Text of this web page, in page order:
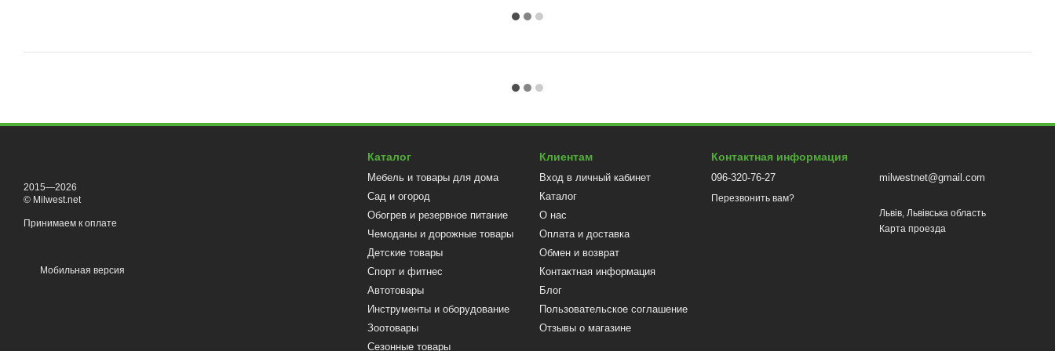
2015—2026
© Milwest.net
Принимаем к оплате
Мобильная версия
Каталог
Мебель и товары для дома
Сад и огород
Обогрев и резервное питание
Чемоданы и дорожные товары
Детские товары
Спорт и фитнес
Автотовары
Инструменты и оборудование
Зоотовары
Сезонные товары
Клиентам
Вход в личный кабинет
Каталог
О нас
Оплата и доставка
Обмен и возврат
Контактная информация
Блог
Пользовательское соглашение
Отзывы о магазине
Контактная информация
096-320-76-27
Перезвонить вам?
milwestnet@gmail.com
Львів, Львівська область
Карта проезда